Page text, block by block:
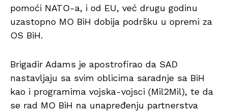
pomoći NATO-a, i od EU, već drugu godinu
uzastopno MO BiH dobija podršku u opremi za
OS BiH.
Brigadir Adams je apostrofirao da SAD
nastavljaju sa svim oblicima saradnje sa BiH
kao i programima vojska-vojsci (Mil2Mil), te da
se rad MO BiH na unapređenju partnerstva